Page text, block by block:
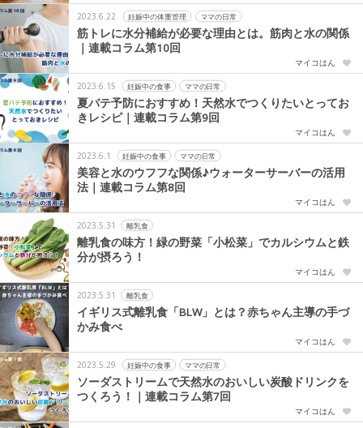
2023.6.22 妊娠中の体重管理 ママの日常
筋トレに水分補給が必要な理由とは。筋肉と水の関係
｜連載コラム第10回
マイコはん
2023.6.15 妊娠中の食事 ママの日常
夏バテ予防におすすめ！天然水でつくりたいとってお
きレシピ｜連載コラム第9回
マイコはん
2023.6.1 妊娠中の食事 ママの日常
美容と水のウフフな関係♪ウォーターサーバーの活用
法｜連載コラム第8回
マイコはん
2023.5.31 離乳食
離乳食の味方！緑の野菜「小松菜」でカルシウムと鉄
分が摂ろう！
マイコはん
2023.5.31 離乳食
イギリス式離乳食「BLW」とは？赤ちゃん主導の手づ
かみ食べ
マイコはん
2023.5.29 妊娠中の食事 ママの日常
ソーダストリームで天然水のおいしい炭酸ドリンクを
つくろう！｜連載コラム第7回
マイコはん